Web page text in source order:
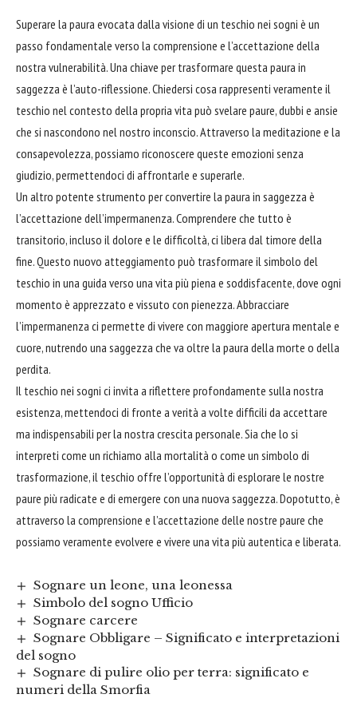
Superare la paura evocata dalla visione di un teschio nei sogni è un
passo fondamentale verso la comprensione e l’accettazione della
nostra vulnerabilità. Una chiave per trasformare questa paura in
saggezza è l’auto-riflessione. Chiedersi cosa rappresenti veramente il
teschio nel contesto della propria vita può svelare paure, dubbi e ansie
che si nascondono nel nostro inconscio. Attraverso la meditazione e la
consapevolezza, possiamo riconoscere queste emozioni senza
giudizio, permettendoci di affrontarle e superarle.
Un altro potente strumento per convertire la paura in saggezza è
l’accettazione dell’impermanenza. Comprendere che tutto è
transitorio, incluso il dolore e le difficoltà, ci libera dal timore della
fine. Questo nuovo atteggiamento può trasformare il simbolo del
teschio in una guida verso una vita più piena e soddisfacente, dove ogni
momento è apprezzato e vissuto con pienezza. Abbracciare
l’impermanenza ci permette di vivere con maggiore apertura mentale e
cuore, nutrendo una saggezza che va oltre la paura della morte o della
perdita.
Il teschio nei sogni ci invita a riflettere profondamente sulla nostra
esistenza, mettendoci di fronte a verità a volte difficili da accettare
ma indispensabili per la nostra crescita personale. Sia che lo si
interpreti come un richiamo alla mortalità o come un simbolo di
trasformazione, il teschio offre l’opportunità di esplorare le nostre
paure più radicate e di emergere con una nuova saggezza. Dopotutto, è
attraverso la comprensione e l’accettazione delle nostre paure che
possiamo veramente evolvere e vivere una vita più autentica e liberata.
Sognare un leone, una leonessa
Simbolo del sogno Ufficio
Sognare carcere
Sognare Obbligare – Significato e interpretazioni
del sogno
Sognare di pulire olio per terra: significato e
numeri della Smorfia